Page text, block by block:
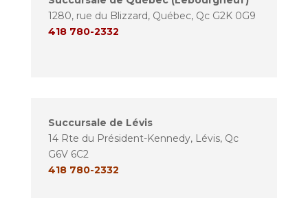
1280, rue du Blizzard, Québec, Qc G2K 0G9
418 780-2332
Succursale de Lévis
14 Rte du Président-Kennedy, Lévis, Qc
G6V 6C2
418 780-2332